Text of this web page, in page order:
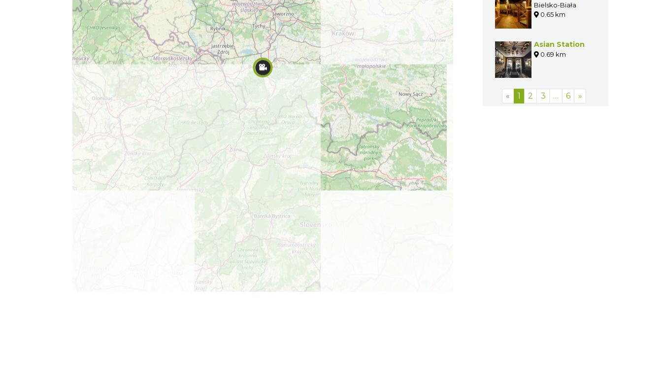
Bielsko-Biała
0.65 km
Asian Station
0.69 km
« 1 2 3 … 6 »